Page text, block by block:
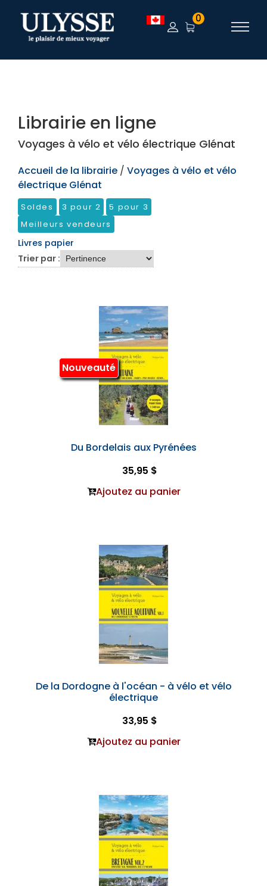
TEST 0
Librairie en ligne
Voyages à vélo et vélo électrique Glénat
Accueil de la librairie / Voyages à vélo et vélo
électrique Glénat
Soldes 3 pour 2
5 pour 3
Meilleurs vendeurs
Livres papier
Trier par :
Nouveauté
Du Bordelais aux Pyrénées
35,95 $
Ajoutez au panier
De la Dordogne à l'océan - à vélo et vélo
électrique
33,95 $
Ajoutez au panier